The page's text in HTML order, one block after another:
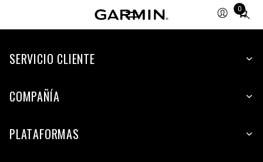
0
Total
items
cart:
SERVICIO CLIENTE
COMPAÑÍA
PLATAFORMAS